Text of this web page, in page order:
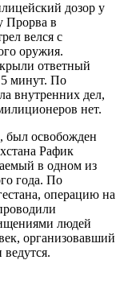
дозор у
Прорва в
велся с
оружия.
ответный
минут. По
внутренних дел,
нет.
был освобожден
Рафик
в одном из
года. По
операцию на
людей
организовавший